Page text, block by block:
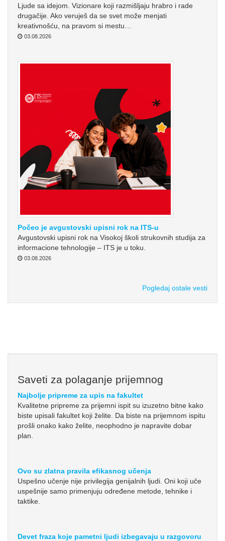
Ljude sa idejom. Vizionare koji razmišljaju hrabro i rade
drugačije. Ako veruješ da se svet može menjati
kreativnošću, na pravom si mestu…
03.08.2026
Počeo je avgustovski upisni rok na ITS-u
Avgustovski upisni rok na Visokoj školi strukovnih studija za
informacione tehnologije – ITS je u toku.
03.08.2026
Pogledaj ostale vesti
Saveti za polaganje prijemnog
Najbolje pripreme za upis na fakultet
Kvalitetne pripreme za prijemni ispit su izuzetno bitne kako
biste upisali fakultet koji želite. Da biste na prijemnom ispitu
prošli onako kako želite, neophodno je napravite dobar
plan.
Ovo su zlatna pravila efikasnog učenja
Uspešno učenje nije privilegija genijalnih ljudi. Oni koji uče
uspešnije samo primenjuju određene metode, tehnike i
taktike.
Devet fraza koje pametni ljudi izbegavaju u razgovoru